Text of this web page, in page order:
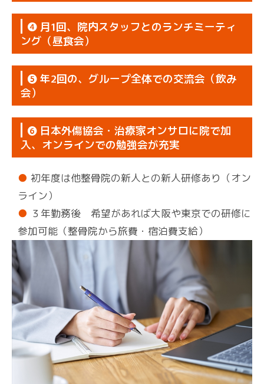
❹ 月1回、院内スタッフとのランチミーティ
ング（昼食会）
❺ 年2回の、グループ全体での交流会（飲み
会）
❻ 日本外傷協会・治療家オンサロに院で加
入、オンラインでの勉強会が充実
初年度は他整骨院の新人との新人研修あり（オン
ライン）
３年勤務後 希望があれば大阪や東京での研修に
参加可能（整骨院から旅費・宿泊費支給）